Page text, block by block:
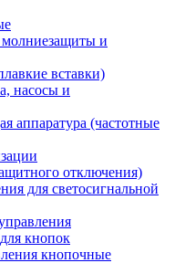
и
вставки)
насосы и
аппаратура (частотные
отключения)
для светосигнальной
кнопок
кнопочные